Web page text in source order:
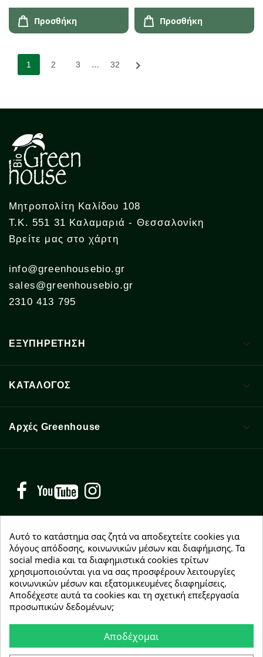
Προσθήκη Προσθήκη
1 2 3 … 32 
Μητροπολίτη Καλίδου 108
Τ.Κ. 551 31 Καλαμαριά - Θεσσαλονίκη
Βρείτε μας στο χάρτη
info@greenhousebio.gr
sales@greenhousebio.gr
2310 413 795
ΕΞΥΠΗΡΕΤΗΣΗ 
ΚΑΤΑΛΟΓΟΣ 
Αρχές Greenhouse 
Facebook YouTube
NEWSLETTER
Εγγραφείτε δωρεάν και θα είστε οι πρώτοι που θα
λάβετε τα νέα μας γύρω από προσφορές, εκπτώσεις
και νέα προϊόντα.
Συμφωνώ με τουςόρους χρήσης
Αυτό το κατάστημα σας ζητά να αποδεχτείτε cookies για
λόγους απόδοσης, κοινωνικών μέσων και διαφήμισης. Τα
social media και τα διαφημιστικά cookies τρίτων
χρησιμοποιούνται για να σας προσφέρουν λειτουργίες
κοινωνικών μέσων και εξατομικευμένες διαφημίσεις.
Αποδέχεστε αυτά τα cookies και τη σχετική επεξεργασία
προσωπικών δεδομένων;
Αποδέχομαι